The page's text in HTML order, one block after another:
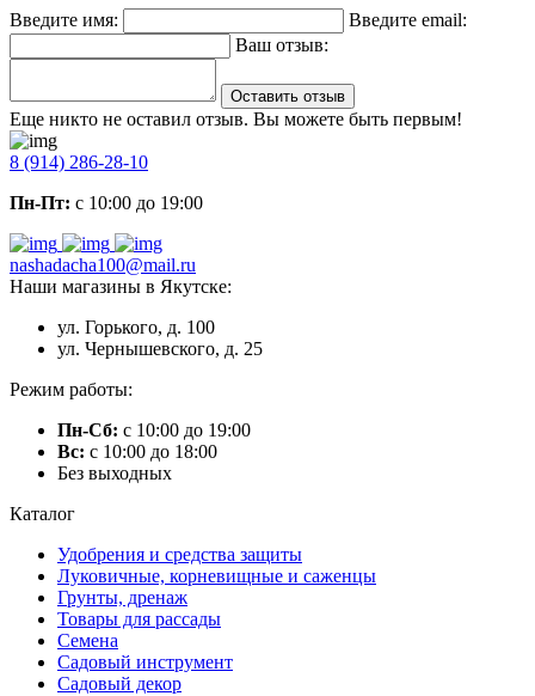
Введите имя:
Введите email:
Ваш отзыв:
Оставить отзыв
Еще никто не оставил отзыв. Вы можете быть первым!
8 (914) 286-28-10
Пн-Пт: с 10:00 до 19:00
nashadacha100@mail.ru
Наши магазины в Якутске:
ул. Горького, д. 100
ул. Чернышевского, д. 25
Режим работы:
Пн-Сб: с 10:00 до 19:00
Вс: с 10:00 до 18:00
Без выходных
Каталог
Удобрения и средства защиты
Луковичные, корневищные и саженцы
Грунты, дренаж
Товары для рассады
Семена
Садовый инструмент
Садовый декор